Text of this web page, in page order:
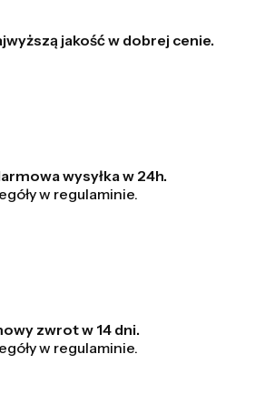
jakość w dobrej cenie.
wysyłka w 24h.
w regulaminie.
zwrot w 14 dni.
w regulaminie.